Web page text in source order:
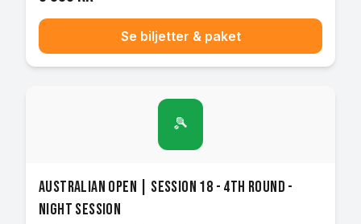
Se biljetter & paket
🎾
Australian Open | Session 18 - 4th Round -
Night Session